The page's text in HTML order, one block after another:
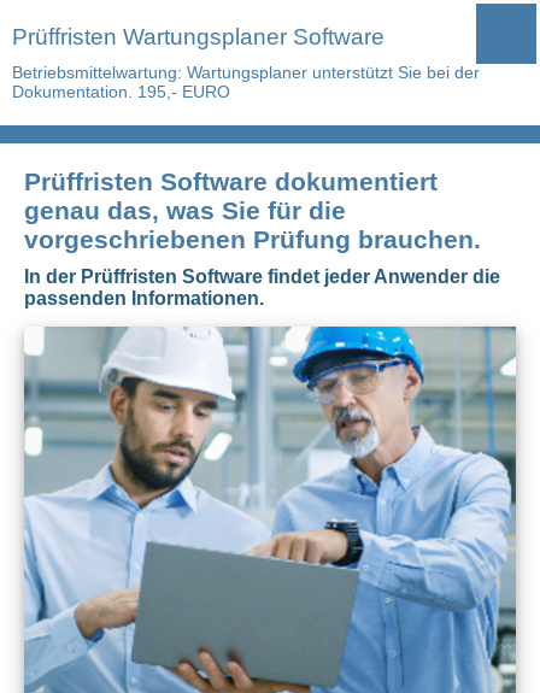
Prüffristen Wartungsplaner Software
Betriebsmittelwartung: Wartungsplaner unterstützt Sie bei der
Dokumentation. 195,- EURO
Prüffristen Software dokumentiert
genau das, was Sie für die
vorgeschriebenen Prüfung brauchen.
In der Prüffristen Software findet jeder Anwender die
passenden Informationen.